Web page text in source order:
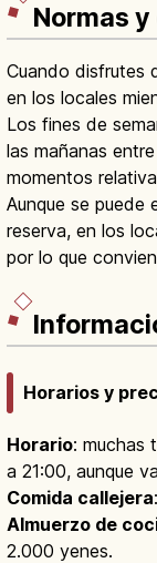
Normas
Cuando disfrutes
en los locales
Los fines de
las mañanas
momentos
Aunque se puede
reserva, en los
por lo que
Horarios y
Horario: muchas
a 21:00, aunque
Comida callejera
Almuerzo de
2.000 yenes.